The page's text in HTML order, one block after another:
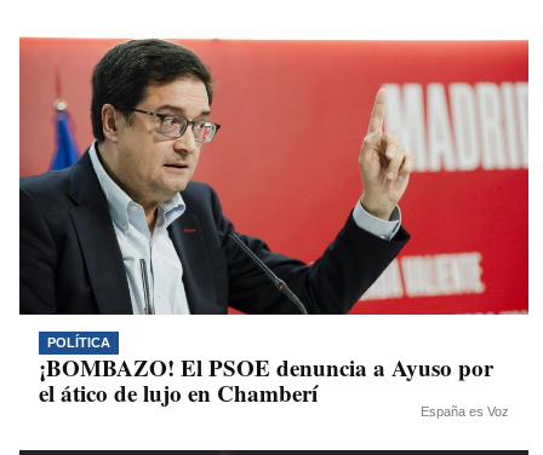
POLÍTICA
¡BOMBAZO! El PSOE denuncia a Ayuso por
el ático de lujo en Chamberí
España es Voz